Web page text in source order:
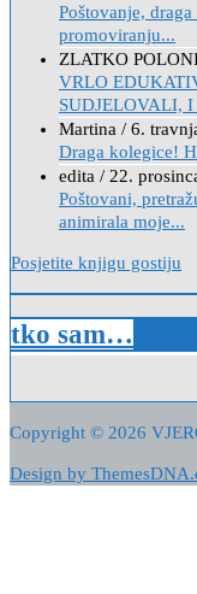
Poštovanje,
promoviranju...
ZLATKO
VRLO
SUDJELOVALI,
Martina / 6.
Draga kolegice!
edita / 22.
Poštovani,
animirala moje...
Posjetite knjigu gostiju
tko sam…
Copyright © 2026
Design by